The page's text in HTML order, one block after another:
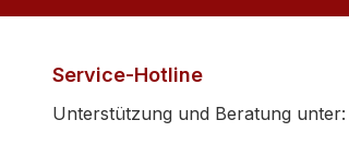
Service-Hotline
Unterstützung und Beratung unter: